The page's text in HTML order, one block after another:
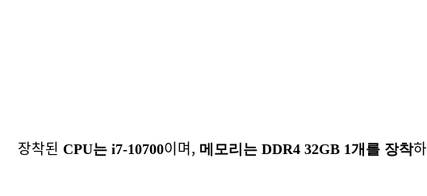
장착된 CPU는 i7-10700이며, 메모리는 DDR4 32GB 1개를 장착